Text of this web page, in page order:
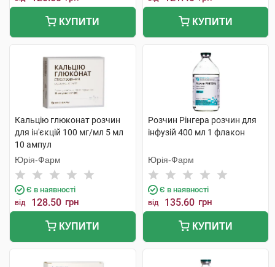
КУПИТИ КУПИТИ
Кальцію глюконат розчин
для ін'єкцій 100 мг/мл 5 мл
10 ампул
Юрія-Фарм
Є в наявності
від 128.50 грн
КУПИТИ
Розчин Рінгера розчин для
інфузій 400 мл 1 флакон
Юрія-Фарм
Є в наявності
від 135.60 грн
КУПИТИ